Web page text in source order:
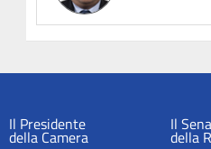
Il Presidente
della Camera
Il
della